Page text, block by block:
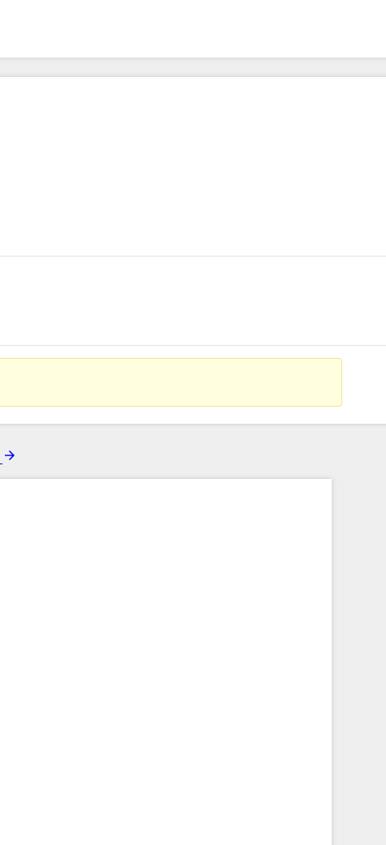
arrow_forward